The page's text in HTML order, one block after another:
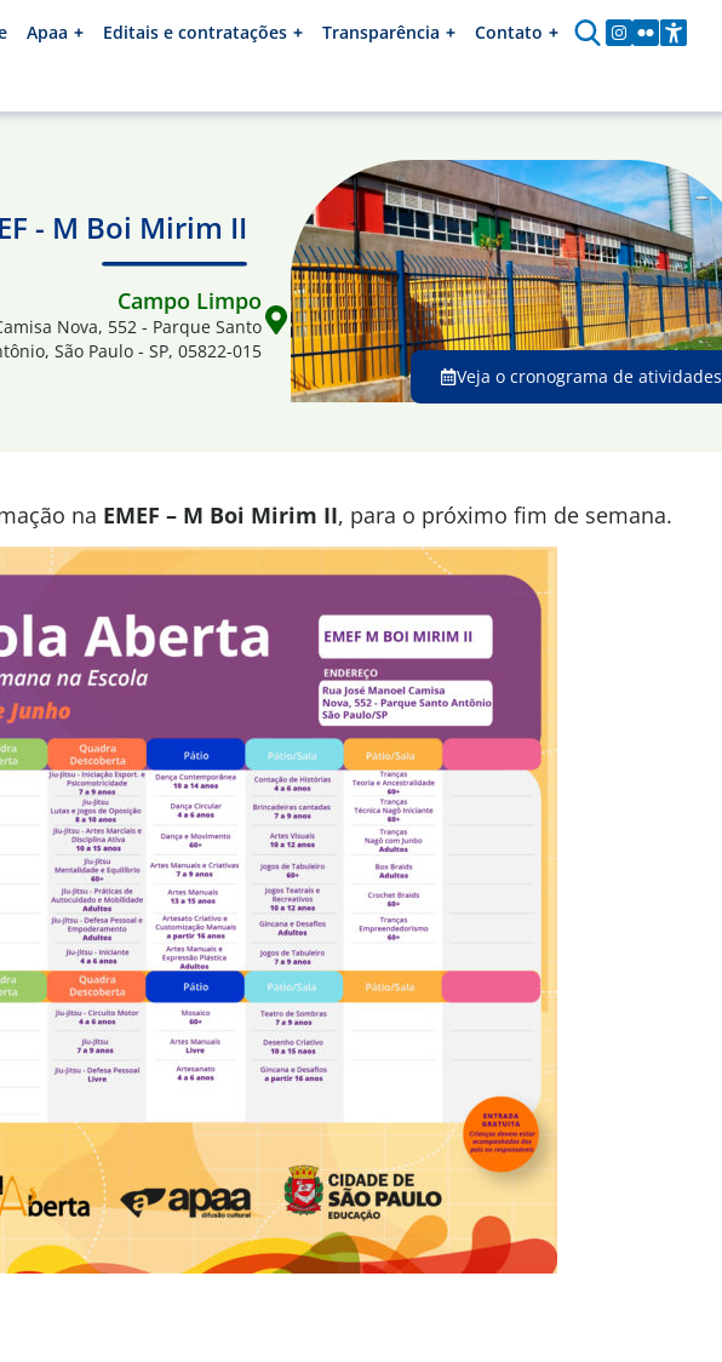
Apaa Editais e contratações Transparência Contato
- M Boi Mirim II
Campo Limpo
Nova, 552 - Parque Santo
São Paulo - SP, 05822-015
Veja o cronograma de atividades
na EMEF – M Boi Mirim II, para o próximo fim de semana.